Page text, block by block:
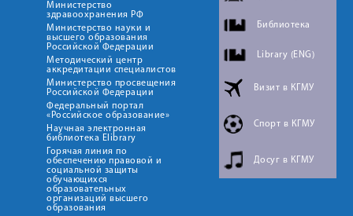
Министерство
здравоохранения РФ
Министерство науки и
высшего образования
Российской Федерации
Методический центр
аккредитации специалистов
Министерство просвещения
Российской Федерации
Федеральный портал
«Российское образование»
Научная электронная
библиотека Elibrary
Горячая линия по
обеспечению правовой и
социальной защиты
обучающихся
образовательных
организаций высшего
образования
Библиотека
Library (ENG)
Визит в КГМУ
Спорт в КГМУ
Досуг в КГМУ